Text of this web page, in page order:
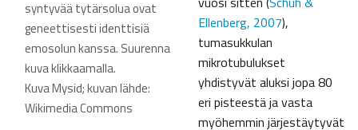
syntyvää tytärsolua ovat
geneettisesti identtisiä
emosolun kanssa. Suurenna
kuva klikkaamalla.
Kuva Mysid; kuvan lähde:
Wikimedia Commons
Ellenberg, 2007),
tumasukkulan
mikrotubulukset
yhdistyvät aluksi jopa 80
eri pisteestä ja vasta
myöhemmin järjestäytyvät